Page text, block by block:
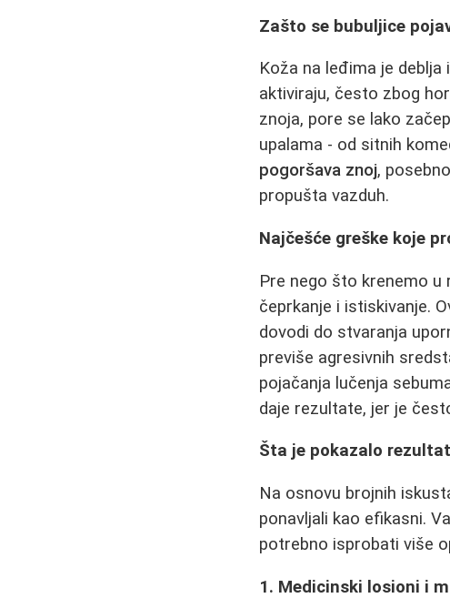
Zašto se bubuljice
Koža na leđima je
aktiviraju, često zbog
znoja, pore se lako
upalama - od sitnih
pogoršava znoj,
propušta vazduh.
Najčešće greške koje
Pre nego što krenemo u
čeprkanje i istiskivanje.
dovodi do stvaranja
previše agresivnih
pojačanja lučenja
daje rezultate, jer je
Šta je pokazalo
Na osnovu brojnih
ponavljali kao efikasni.
potrebno isprobati više
1. Medicinski losioni i